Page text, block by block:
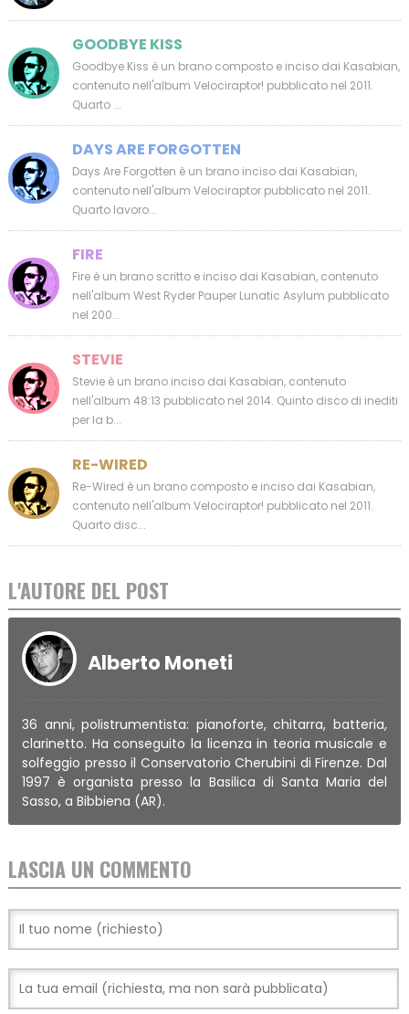
GOODBYE KISS
Goodbye Kiss è un brano composto e inciso dai Kasabian,
contenuto nell'album Velociraptor! pubblicato nel 2011.
Quarto ...
DAYS ARE FORGOTTEN
Days Are Forgotten è un brano inciso dai Kasabian,
contenuto nell'album Velociraptor pubblicato nel 2011.
Quarto lavoro...
FIRE
Fire è un brano scritto e inciso dai Kasabian, contenuto
nell'album West Ryder Pauper Lunatic Asylum pubblicato
nel 200...
STEVIE
Stevie è un brano inciso dai Kasabian, contenuto
nell'album 48:13 pubblicato nel 2014. Quinto disco di inediti
per la b...
RE-WIRED
Re-Wired è un brano composto e inciso dai Kasabian,
contenuto nell'album Velociraptor! pubblicato nel 2011.
Quarto disc...
L'AUTORE DEL POST
Alberto Moneti
36 anni, polistrumentista: pianoforte, chitarra, batteria,
clarinetto. Ha conseguito la licenza in teoria musicale e
solfeggio presso il Conservatorio Cherubini di Firenze. Dal
1997 è organista presso la Basilica di Santa Maria del
Sasso, a Bibbiena (AR).
LASCIA UN COMMENTO